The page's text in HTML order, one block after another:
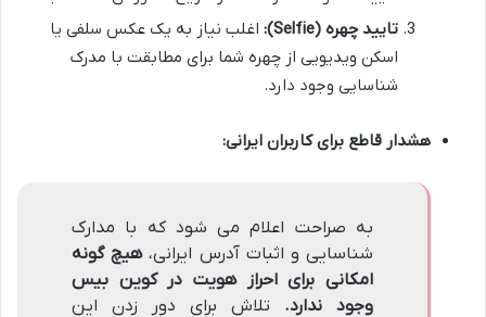
تایید چهره (Selfie):
اغلب نیاز به یک عکس سلفی یا
اسکن ویدیویی از چهره شما برای مطابقت با مدرک
شناسایی وجود دارد.
هشدار قاطع برای کاربران ایرانی:
به صراحت اعلام می شود که با مدارک
شناسایی و اثبات آدرس ایرانی،هیچ گونه
امکانی برای احراز هویت در کوین بیس
وجود ندارد. تلاش برای دور زدن این